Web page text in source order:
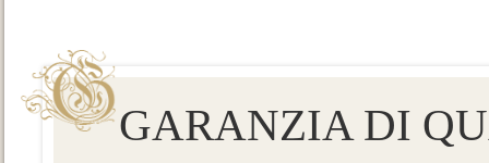
GARANZIA DI